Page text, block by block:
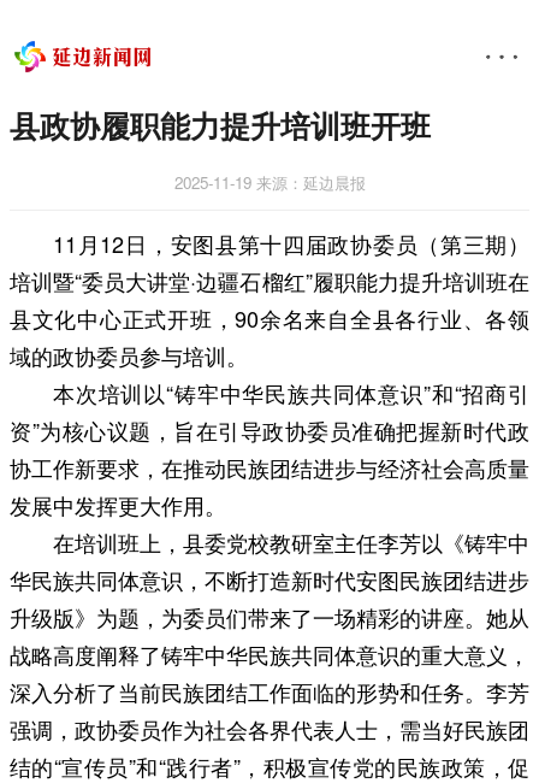
县政协履职能力提升培训班开班
2025-11-19 来源：延边晨报
11月12日，安图县第十四届政协委员（第三期）
培训暨“委员大讲堂·边疆石榴红”履职能力提升培训班在
县文化中心正式开班，90余名来自全县各行业、各领
域的政协委员参与培训。
本次培训以“铸牢中华民族共同体意识”和“招商引
资”为核心议题，旨在引导政协委员准确把握新时代政
协工作新要求，在推动民族团结进步与经济社会高质量
发展中发挥更大作用。
在培训班上，县委党校教研室主任李芳以《铸牢中
华民族共同体意识，不断打造新时代安图民族团结进步
升级版》为题，为委员们带来了一场精彩的讲座。她从
战略高度阐释了铸牢中华民族共同体意识的重大意义，
深入分析了当前民族团结工作面临的形势和任务。李芳
强调，政协委员作为社会各界代表人士，需当好民族团
结的“宣传员”和“践行者”，积极宣传党的民族政策，促